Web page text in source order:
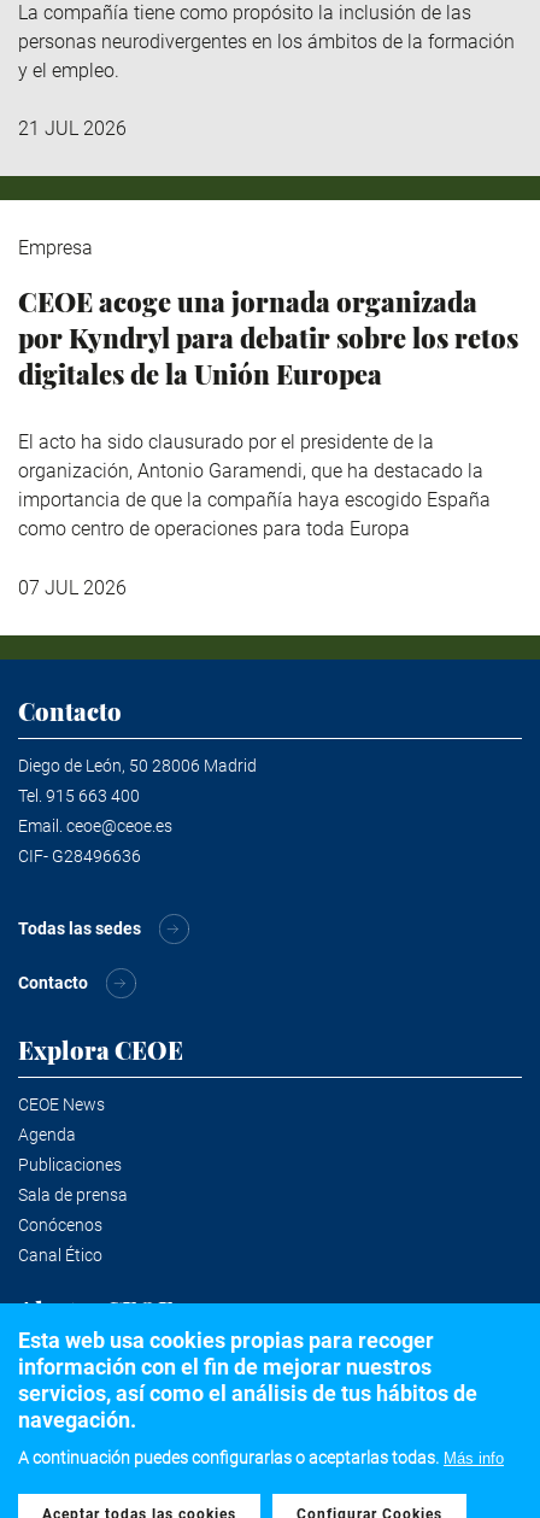
La compañía tiene como propósito la inclusión de las
personas neurodivergentes en los ámbitos de la formación
y el empleo.
21 JUL 2026
Empresa
CEOE acoge una jornada organizada
por Kyndryl para debatir sobre los retos
digitales de la Unión Europea
El acto ha sido clausurado por el presidente de la
organización, Antonio Garamendi, que ha destacado la
importancia de que la compañía haya escogido España
como centro de operaciones para toda Europa
07 JUL 2026
Contacto
Diego de León, 50 28006 Madrid
Tel. 915 663 400
Email. ceoe@ceoe.es
CIF- G28496636
Todas las sedes
Contacto
Explora CEOE
CEOE News
Agenda
Publicaciones
Sala de prensa
Conócenos
Canal Ético
Alertas CEOE
Suscríbete a la newsletter
©2020 Confederación Española de Organizaciones Empresariales
Esta web usa cookies propias para recoger
información con el fin de mejorar nuestros
servicios, así como el análisis de tus hábitos de
navegación.
A continuación puedes configurarlas o aceptarlas todas. Más info
Aceptar todas las cookies
Withdraw consent